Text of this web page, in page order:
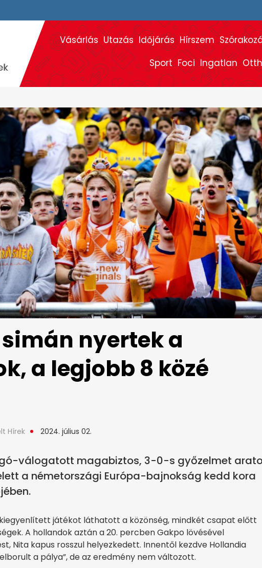
Vásárlás Utazás Időjárás Hírszem
Sport Foci Ingatlan
nyertek a
a legjobb 8 közé
Hírek 2024. július 02.
válogatott magabiztos, 3-0-s győzelmet
a németországi Európa-bajnokság kedd kora
játékot láthatott a közönség, mindkét csapat előtt
A hollandok aztán a 20. percben Gakpo lövésével
Nita kapus rosszul helyezkedett. Innentől kezdve Hollandia
a pálya”, de az eredmény nem változott.